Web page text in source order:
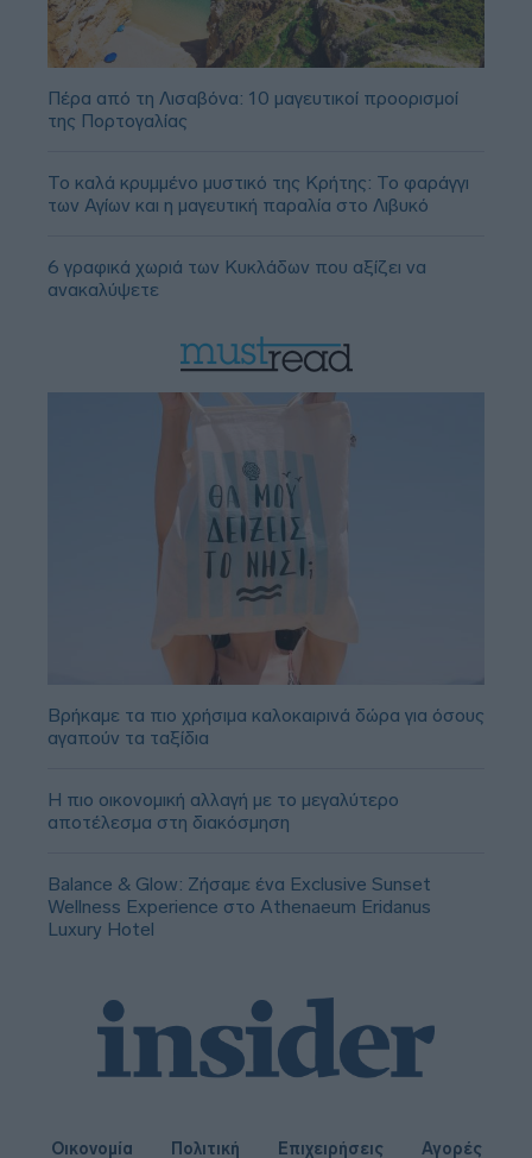
Πέρα από τη Λισαβόνα: 10 μαγευτικοί προορισμοί
της Πορτογαλίας
Το καλά κρυμμένο μυστικό της Κρήτης: Το φαράγγι
των Αγίων και η μαγευτική παραλία στο Λιβυκό
6 γραφικά χωριά των Κυκλάδων που αξίζει να
ανακαλύψετε
Βρήκαμε τα πιο χρήσιμα καλοκαιρινά δώρα για όσους
αγαπούν τα ταξίδια
Η πιο οικονομική αλλαγή με το μεγαλύτερο
αποτέλεσμα στη διακόσμηση
Balance & Glow: Ζήσαμε ένα Exclusive Sunset
Wellness Experience στο Athenaeum Eridanus
Luxury Hotel
Οικονομία Πολιτική Επιχειρήσεις Αγορές